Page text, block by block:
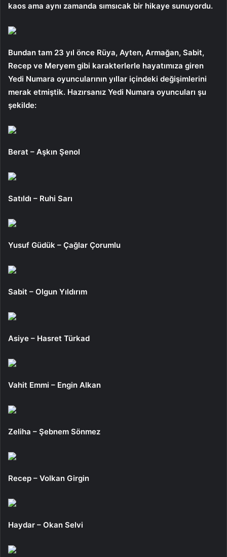
kaos ama aynı zamanda sımsıcak bir hikaye sunuyordu.
Bundan tam 23 yıl önce Rüya, Ayten, Armağan, Sabit,
Recep ve Meryem gibi karakterlerle hayatımıza giren
Yedi Numara oyuncularının yıllar içindeki değişimlerini
merak etmiştik. Hazırsanız Yedi Numara oyuncuları şu
şekilde:
Berat – Aşkın Şenol
Satıldı – Ruhi Sarı
Yusuf Güdük – Çağlar Çorumlu
Sabit – Olgun Yıldırım
Asiye – Hasret Türkad
Vahit Emmi – Engin Alkan
Zeliha – Şebnem Sönmez
Recep – Volkan Girgin
Haydar – Okan Selvi